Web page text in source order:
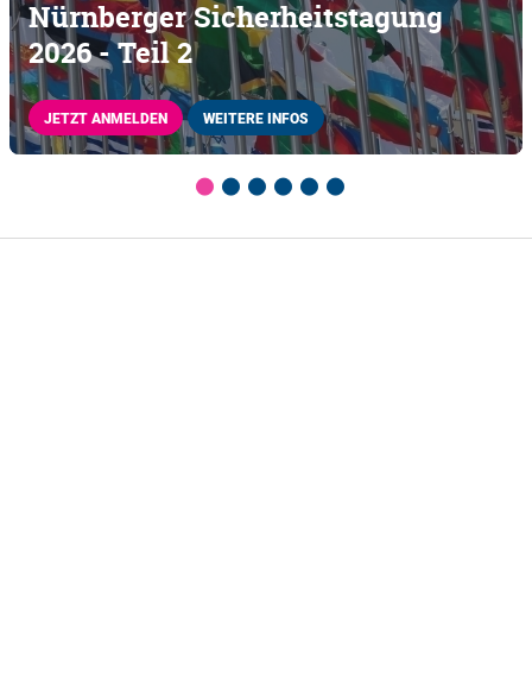
Nürnberger Sicherheitstagung
2026 - Teil 2
JETZT ANMELDEN WEITERE INFOS